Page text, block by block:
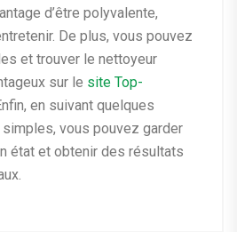
d’être polyvalente,
De plus, vous pouvez
et trouver le nettoyeur
sur le site Top-
en suivant quelques
vous pouvez garder
état et obtenir des résultats